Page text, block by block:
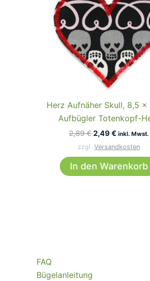
Herz Aufnäher Skull, 8,5 x
Aufbügler Totenkopf-
2,89€Ursprünglicher
war:
2,49 € Aktueller
ist:
inkl. Mwst.
zzgl. Versandkosten
In den Warenkorb
FAQ
Bügelanleitung